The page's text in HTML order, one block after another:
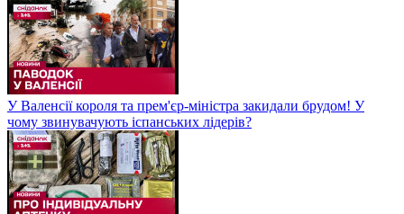
У Валенсії короля та прем'єр-міністра закидали брудом! У
чому звинувачують іспанських лідерів?